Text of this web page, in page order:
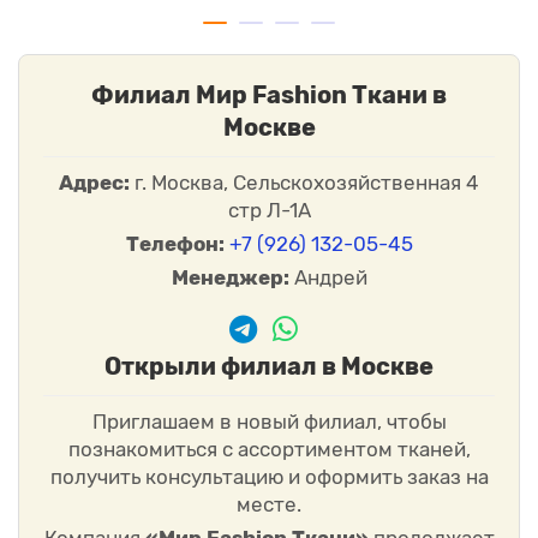
Филиал Мир Fashion Ткани в
Москве
Адрес: г. Москва, Сельскохозяйственная 4
стр Л-1А
Телефон: +7 (926) 132-05-45
Менеджер: Андрей
Открыли филиал в Москве
Приглашаем в новый филиал, чтобы
познакомиться с ассортиментом тканей,
получить консультацию и оформить заказ на
месте.